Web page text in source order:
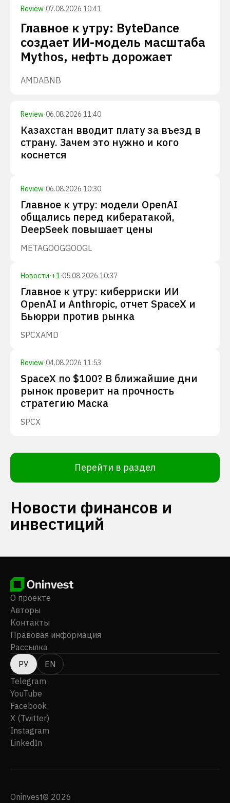
Review·07.08.2026 10:41
Главное к утру: ByteDance
создает ИИ-модель масштаба
Mythos, нефть дорожает
AMDABNB
Review·06.08.2026 11:40
Казахстан вводит плату за въезд в
страну. Зачем это нужно и кого
коснется
Review·06.08.2026 10:30
Главное к утру: модели OpenAI
общались перед кибератакой,
DeepSeek повышает цены
METAGOOGGOOGL
Новости·+1·05.08.2026 10:37
Главное к утру: киберриски ИИ
OpenAI и Anthropic, отчет SpaceX и
Бьюрри против рынка
SPCXAMD
Review·04.08.2026 11:53
SpaceX по $100? В ближайшие дни
рынок проверит на прочность
стратегию Маска
SPCX
Перейти в раздел
Новости финансов и
инвестиций
О проекте
Авторы
Контакты
Правовая информация
Рассылка
РУ
EN
Telegram
YouTube
Facebook
X (Twitter)
Instagram
LinkedIn
Oninvest© 2026